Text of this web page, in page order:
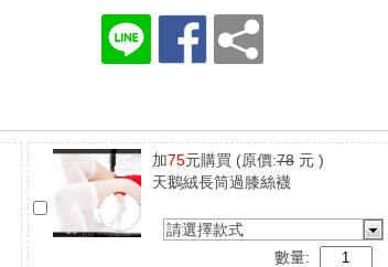
加75元購買 (原價:78元 )
天鵝絨長筒過膝絲襪
請選擇款式
數量: